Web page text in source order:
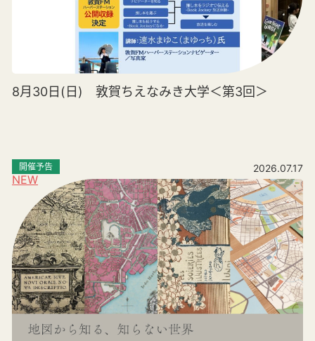
8月30日(日) 敦賀ちえなみき大学＜第3回＞
NEW
開催予告 2026.07.17